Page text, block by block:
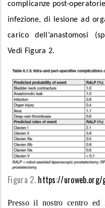
complicanze post-
infezione, di lesione ad
carico dell’anastomosi
Vedi Figura 2.
Figura 2. https://
Presso il nostro centro ed